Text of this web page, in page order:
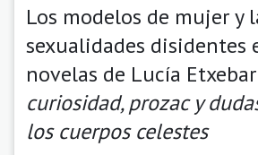
Los modelos de mujer y
sexualidades disidentes
novelas de Lucía
curiosidad, prozac y
los cuerpos celestes